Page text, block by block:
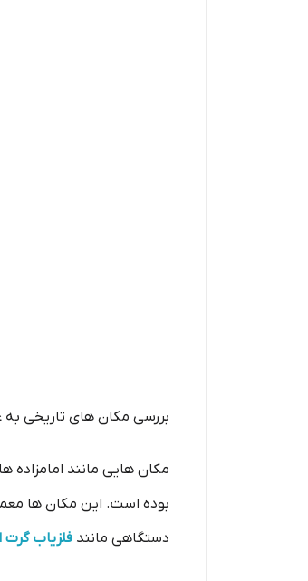
بررسی مکان های تاریخی به
مکان هایی مانند
بوده است. این مکان ها
دستگاهی مانند فلزیاب